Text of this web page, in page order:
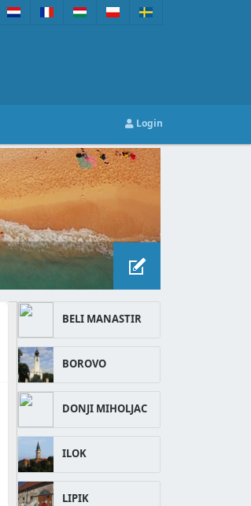
Login
BELI MANASTIR
BOROVO
DONJI MIHOLJAC
ILOK
LIPIK